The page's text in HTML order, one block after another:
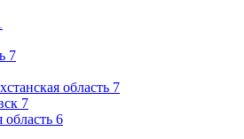
7
область 7
7
область 6